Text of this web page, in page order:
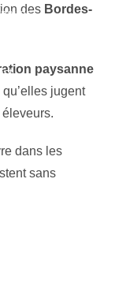
des Bordes-
paysanne
qu’elles jugent
dans les
sans